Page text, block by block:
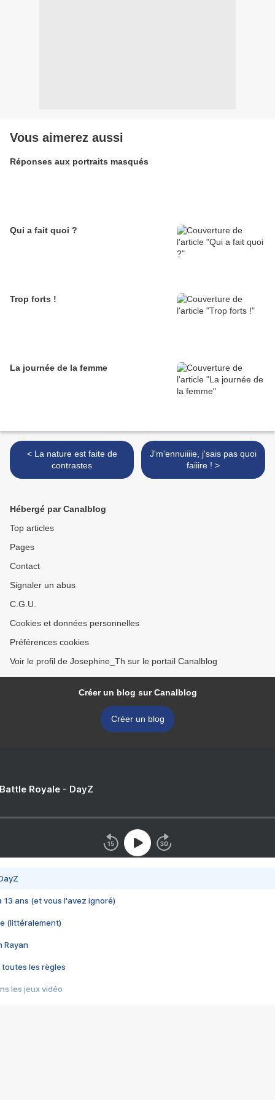
Vous aimerez aussi
Réponses aux portraits masqués
Qui a fait quoi ?
Trop forts !
La journée de la femme
< La nature est faite de
contrastes
J'm'ennuiiiie, j'sais pas quoi
faiiire ! >
Hébergé par Canalblog
Top articles
Pages
Contact
Signaler un abus
C.G.U.
Cookies et données personnelles
Préférences cookies
Voir le profil de Josephine_Th sur le portail Canalblog
Créer un blog sur Canalblog
Créer un blog
Royale - DayZ
13 ans (et vous l'avez ignoré)
(littéralement)
Rayan
toutes les règles
les jeux vidéo